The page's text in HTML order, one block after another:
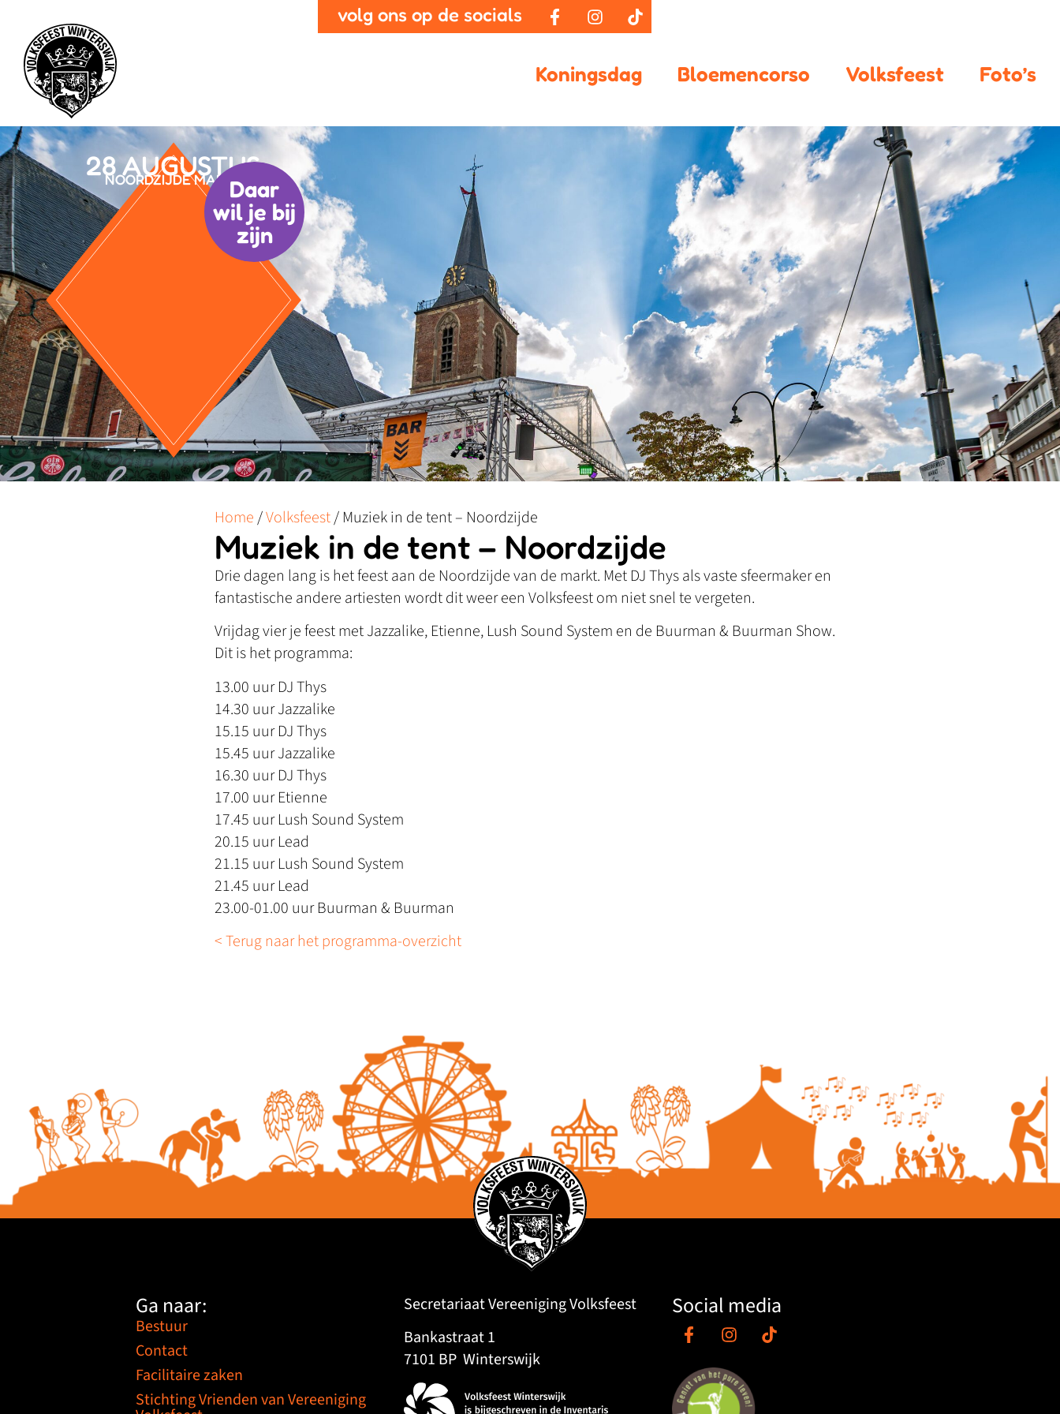
volg ons op de socials
Koningsdag Bloemencorso Volksfeest Foto’s
28 AUGUSTUS
NOORDZIJDE MARKTDaar
wil je bij
zijn
Home/Volksfeest/ Muziek in de tent – Noordzijde
Muziek in de tent – Noordzijde
Drie dagen lang is het feest aan de Noordzijde van de markt. Met DJ Thys als vaste sfeermaker en
fantastische andere artiesten wordt dit weer een Volksfeest om niet snel te vergeten.
Vrijdag vier je feest met Jazzalike, Etienne, Lush Sound System en de Buurman & Buurman Show.
Dit is het programma:
13.00 uur DJ Thys
14.30 uur Jazzalike
15.15 uur DJ Thys
15.45 uur Jazzalike
16.30 uur DJ Thys
17.00 uur Etienne
17.45 uur Lush Sound System
20.15 uur Lead
21.15 uur Lush Sound System
21.45 uur Lead
23.00-01.00 uur Buurman & Buurman
< Terug naar het programma-overzicht
Ga naar:
Bestuur
Contact
Facilitaire zaken
Stichting Vrienden van Vereeniging
Secretariaat Vereeniging Volksfeest
Bankastraat 1
7101 BP Winterswijk
Social media